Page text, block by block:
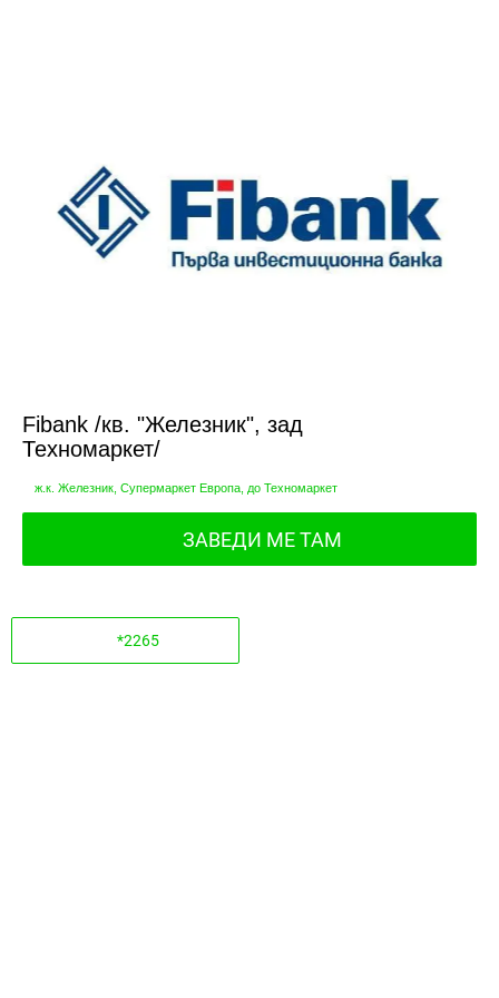
Fibank /кв. "Железник", зад
Техномаркет/
ж.к. Железник, Супермаркет Европа, до Техномаркет
ЗАВЕДИ МЕ ТАМ
*2265